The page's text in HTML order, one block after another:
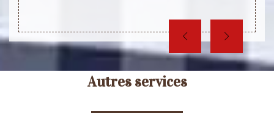
Autres services